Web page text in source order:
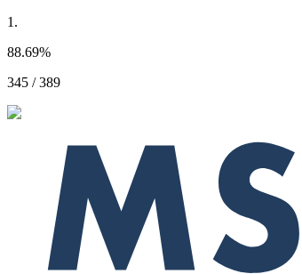
1.
88.69%
345 / 389